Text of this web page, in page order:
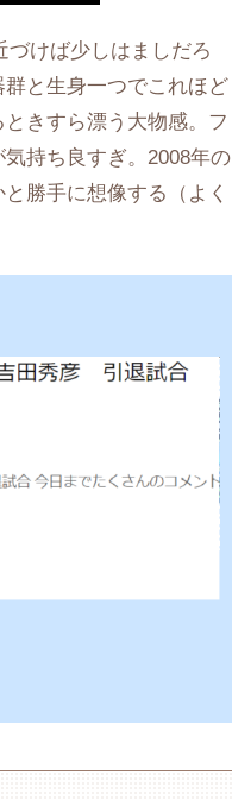
づけば少しはましだろ
と生身一つでこれほど
きすら漂う大物感。フ
持ち良すぎ。2008年の
勝手に想像する（よく